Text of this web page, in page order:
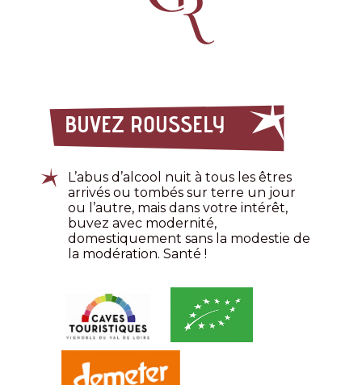
BUVEZ ROUSSELY
L’abus d’alcool nuit à tous les êtres
arrivés ou tombés sur terre un jour
ou l’autre, mais dans votre intérêt,
buvez avec modernité,
domestiquement sans la modestie de
la modération. Santé !